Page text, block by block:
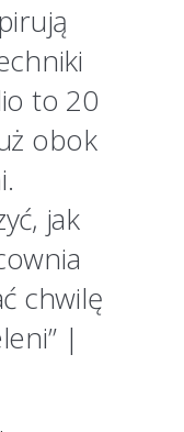
to 20
obok
jak
chwilę
|